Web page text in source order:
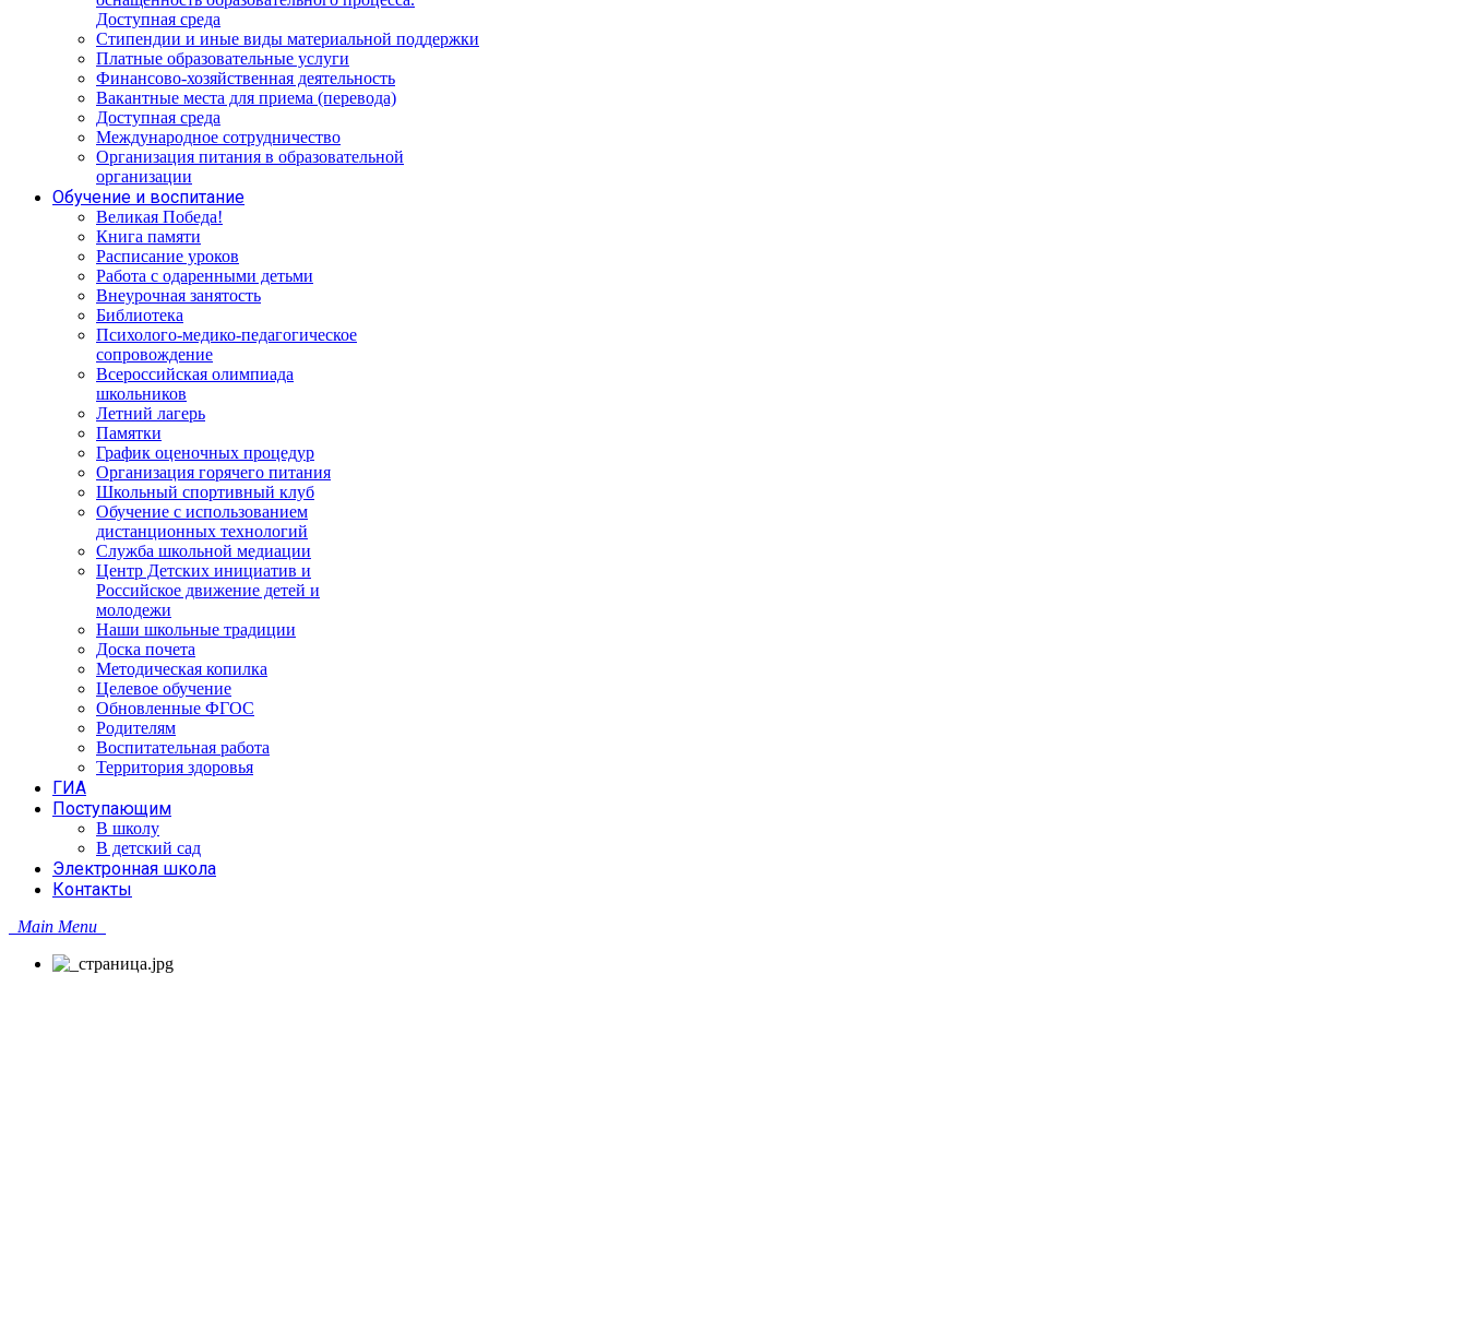
Доступная среда
Стипендии и иные виды материальной поддержки
Платные образовательные услуги
Финансово-хозяйственная деятельность
Вакантные места для приема (перевода)
Доступная среда
Международное сотрудничество
Организация питания в образовательной
организации
Обучение и воспитание
Великая Победа!
Книга памяти
Расписание уроков
Работа с одаренными детьми
Внеурочная занятость
Библиотека
Психолого-медико-педагогическое
сопровождение
Всероссийская олимпиада
школьников
Летний лагерь
Памятки
График оценочных процедур
Организация горячего питания
Школьный спортивный клуб
Обучение с использованием
дистанционных технологий
Служба школьной медиации
Центр Детских инициатив и
Российское движение детей и
молодежи
Наши школьные традиции
Доска почета
Методическая копилка
Целевое обучение
Обновленные ФГОС
Родителям
Воспитательная работа
Территория здоровья
ГИА
Поступающим
В школу
В детский сад
Электронная школа
Контакты
Main Menu